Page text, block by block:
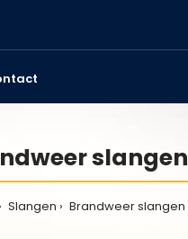
slangen
Slangen Brandweer slangen